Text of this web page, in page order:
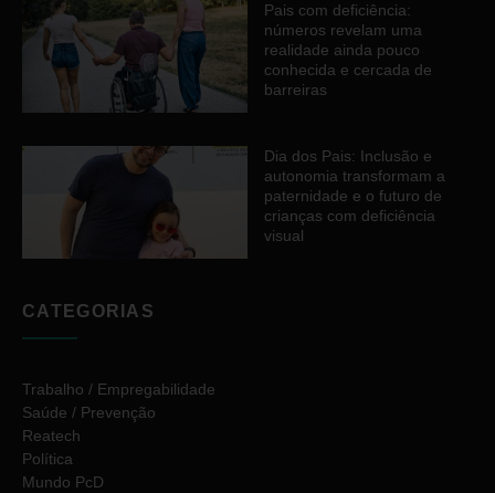
Pais com deficiência:
números revelam uma
realidade ainda pouco
conhecida e cercada de
barreiras
Dia dos Pais: Inclusão e
autonomia transformam a
paternidade e o futuro de
crianças com deficiência
visual
CATEGORIAS
Trabalho / Empregabilidade
Saúde / Prevenção
Reatech
Política
Mundo PcD